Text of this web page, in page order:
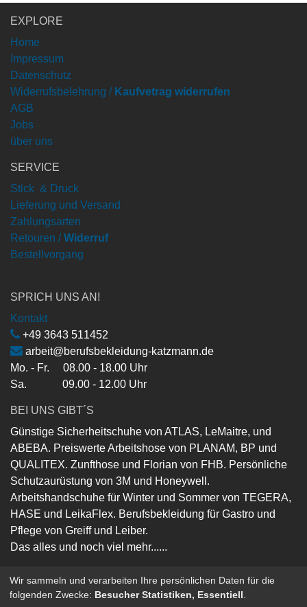
EXPLORE
Home
Impressum
Datenschutz
Widerrufsbelehrung / Kaufvetrag widerrufen
AGB
Jobs
über uns
SERVICE
Stick & Druck
Lieferung und Versand
Zahlungsarten
Retouren / Widerruf
Bestellvorgang
SPRICH UNS AN!
Kontakt
+49 3643 511452
arbeit@berufsbekleidung-katzmann.de
Mo. - Fr. 08.00 - 18.00 Uhr
Sa. 09.00 - 12.00 Uhr
BEI UNS GIBT´S
Günstige Sicherheitschuhe von ATLAS, LeMaitre, und
ABEBA. Preiswerte Arbeitshose von PLANAM, BP und
QUALITEX. Zunfthose und Florian von FHB. Persönliche
Schutzaurüstung von 3M und Honeywell.
Arbeitshandschuhe für Winter und Sommer von TEGERA,
HASE und LeikaFlex. Berufsbekleidung für Gastro und
Pflege von Greiff und Leiber.
Das alles und noch viel mehr......
Copyright © Berufsbekleidung-Katzmann-GmbH
Wir sammeln und verarbeiten Ihre persönlichen Daten für die
folgenden Zwecke: Besucher Statistiken, Essentiell